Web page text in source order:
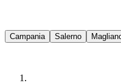
Campania Salerno